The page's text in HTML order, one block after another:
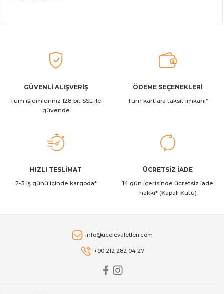
GÜVENLİ ALIŞVERİŞ
Tüm işlemleriniz 128 bit SSL ile
güvende
ÖDEME SEÇENEKLERİ
Tüm kartlara taksit imkanı*
HIZLI TESLİMAT
2-3 iş günü içinde kargoda*
ÜCRETSİZ İADE
14 gün içerisinde ücretsiz iade
hakkı* (Kapalı Kutu)
info@ucelevaletleri.com
+90 212 282 04 27